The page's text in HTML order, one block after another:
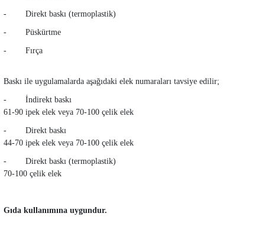
- Direkt baskı (termoplastik)
- Püskürtme
- Fırça
Baskı ile uygulamalarda aşağıdaki elek numaraları tavsiye edilir;
- İndirekt baskı
61-90 ipek elek veya 70-100 çelik elek
- Direkt baskı
44-70 ipek elek veya 70-100 çelik elek
- Direkt baskı (termoplastik)
70-100 çelik elek
Gıda kullanımına uygundur.